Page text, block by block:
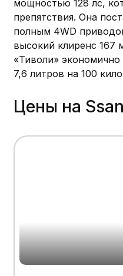
мощностью 128 лс,
препятствия. Она
полным 4WD
высокий клиренс 167
«Тиволи»
7,6 литров на 100
Цены на